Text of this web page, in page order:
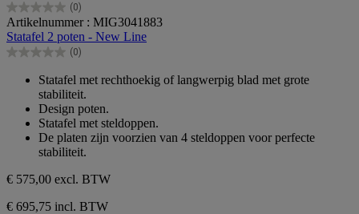
(0)
0.0
van
de
5
Artikelnummer : MIG3041883
Statafel 2 poten - New Line
(0)
0.0
sterren.
Statafel met rechthoekig of langwerpig blad met grote
stabiliteit.
Design poten.
Statafel met steldoppen.
De platen zijn voorzien van 4 steldoppen voor perfecte
stabiliteit.
€ 575,00 excl. BTW
€ 695,75 incl. BTW